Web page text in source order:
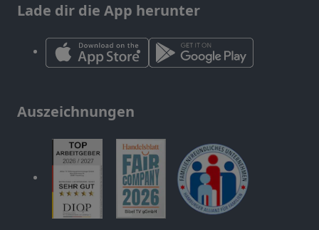
Lade dir die App herunter
Auszeichnungen